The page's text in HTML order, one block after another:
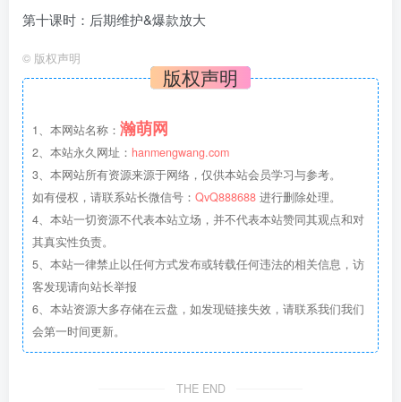
第十课时：后期维护&爆款放大
© 版权声明
版权声明
1、本网站名称： 瀚萌网
2、本站永久网址： hanmengwang.com
3、本网站所有资源来源于网络，仅供本站会员学习与参考。
如有侵权，请联系站长微信号： QvQ888688 进行删除处理。
4、本站一切资源不代表本站立场，并不代表本站赞同其观点和对
其真实性负责。
5、本站一律禁止以任何方式发布或转载任何违法的相关信息，访
客发现请向站长举报
6、本站资源大多存储在云盘，如发现链接失效，请联系我们我们
会第一时间更新。
THE END